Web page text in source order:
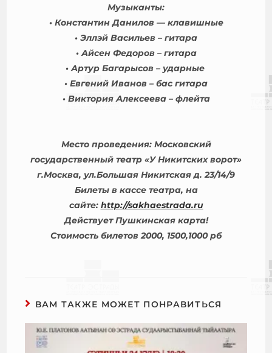
Музыканты:
• Константин Данилов — клавишные
• Эллэй Васильев – гитара
• Айсен Федоров – гитара
• Артур Багарысов – ударные
• Евгений Иванов – бас гитара
• Виктория Алексеева – флейта
Место проведения: Московский
государственный театр «У Никитских ворот»
г.Москва, ул.Большая Никитская д. 23/14/9
Билеты в кассе театра, на
сайте: http://sakhaestrada.ru
Действует Пушкинская карта!
Стоимость билетов 2000, 1500,1000 рб
ВАМ ТАКЖЕ МОЖЕТ ПОНРАВИТЬСЯ